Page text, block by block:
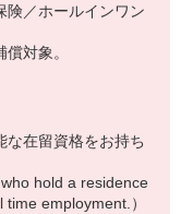
／ホールインワン
対象。
な在留資格をお持ち
hold a residence
employment.）